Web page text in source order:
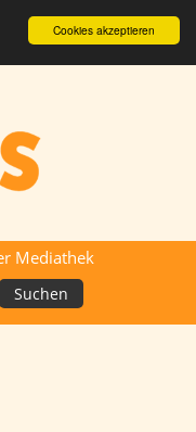
Cookies akzeptieren
Mediathek